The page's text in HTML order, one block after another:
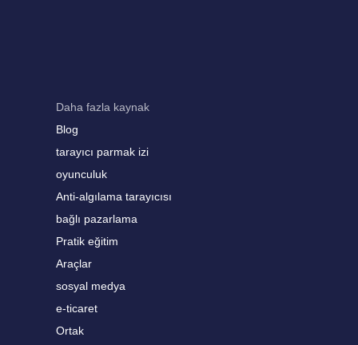
Daha fazla kaynak
Blog
tarayıcı parmak izi
oyunculuk
Anti-algılama tarayıcısı
bağlı pazarlama
Pratik eğitim
Araçlar
sosyal medya
e-ticaret
Ortak